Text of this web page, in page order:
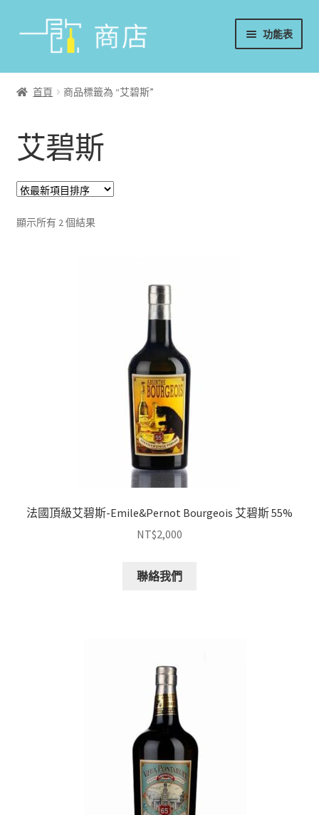
功能表
首頁
香檳/氣泡酒
威士忌
烈酒/利口酒/調酒
首頁 商品標籤為 “艾碧斯”
艾碧斯
顯示所有 2 個結果
法國頂級艾碧斯-Emile&Pernot Bourgeois 艾碧斯 55%
NT$2,000
聯絡我們